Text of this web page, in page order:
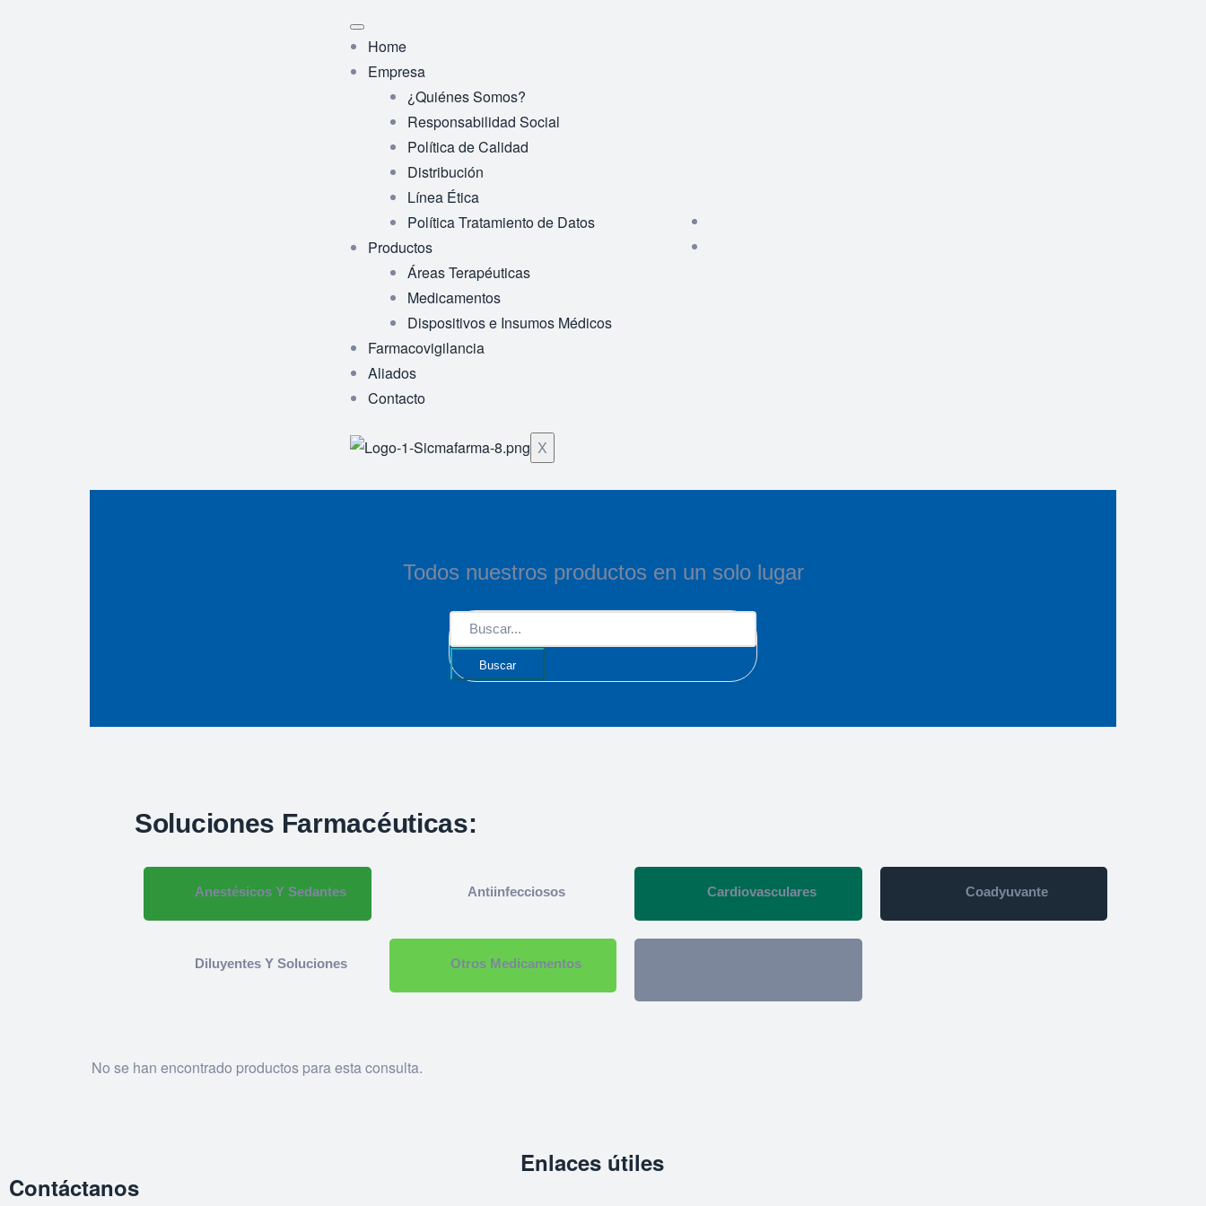
Home
Empresa
¿Quiénes Somos?
Responsabilidad Social
Política de Calidad
Distribución
Línea Ética
Política Tratamiento de Datos
Productos
Áreas Terapéuticas
Medicamentos
Dispositivos e Insumos Médicos
Farmacovigilancia
Aliados
Contacto
X
Todos nuestros productos en un solo lugar
Buscar
Soluciones Farmacéuticas:
Anestésicos Y Sedantes Antiinfecciosos Cardiovasculares Coadyuvante
Diluyentes Y Soluciones Otros Medicamentos
No se han encontrado productos para esta consulta.
Contáctanos
Enlaces útiles